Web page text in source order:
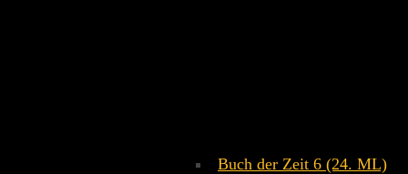
Buch der Zeit 6 (24. ML)